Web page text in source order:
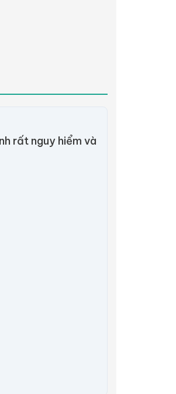
rất nguy hiểm và